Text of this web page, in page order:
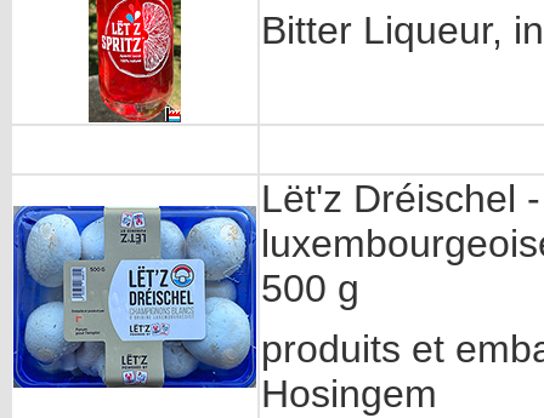
Bitter Liqueur,
Lët'z Dréischel
500 g
produits et
Hosingem